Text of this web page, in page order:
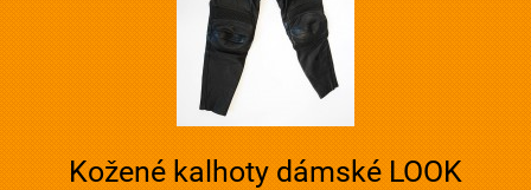
Kožené kalhoty dámské LOOK